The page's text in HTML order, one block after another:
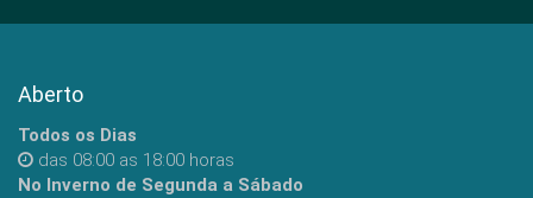
Aberto
Todos os Dias
das 08:00 as 18:00 horas
No Inverno de Segunda a Sábado